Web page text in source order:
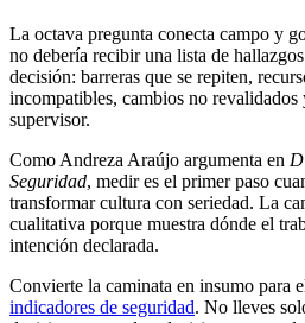
La octava pregunta conecta campo y
no debería recibir una lista de
decisión: barreras que se repiten,
incompatibles, cambios no revalidados
supervisor.
Como Andreza Araújo argumenta en
Seguridad, medir es el primer paso
transformar cultura con seriedad. La
cualitativa porque muestra dónde el
intención declarada.
Convierte la caminata en insumo para
indicadores de seguridad. No lleves